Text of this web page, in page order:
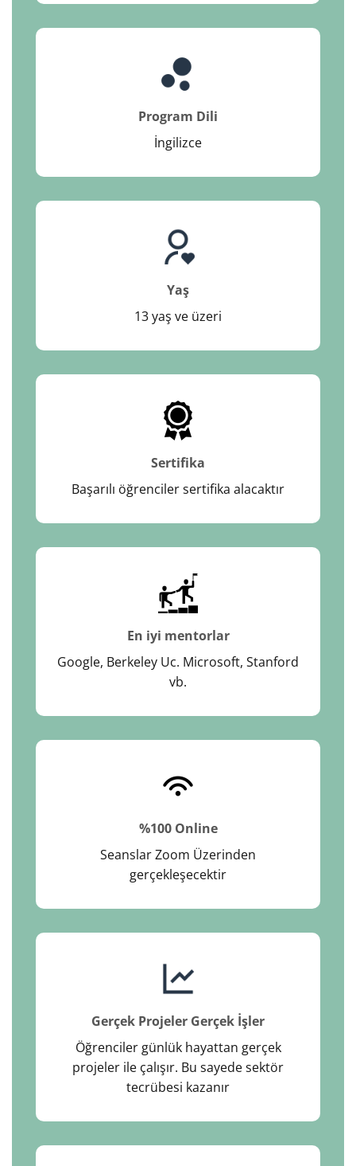
Program Dili
İngilizce
Yaş
13 yaş ve üzeri
Sertifika
Başarılı öğrenciler sertifika alacaktır
En iyi mentorlar
Google, Berkeley Uc. Microsoft, Stanford
vb.
%100 Online
Seanslar Zoom Üzerinden
gerçekleşecektir
Gerçek Projeler Gerçek İşler
Öğrenciler günlük hayattan gerçek
projeler ile çalışır. Bu sayede sektör
tecrübesi kazanır